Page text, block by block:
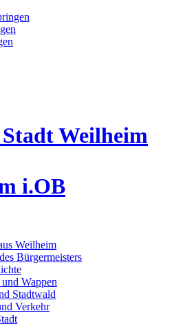
i.OB
Weilheim
Bürgermeisters
und Wappen
Stadtwald
Verkehr